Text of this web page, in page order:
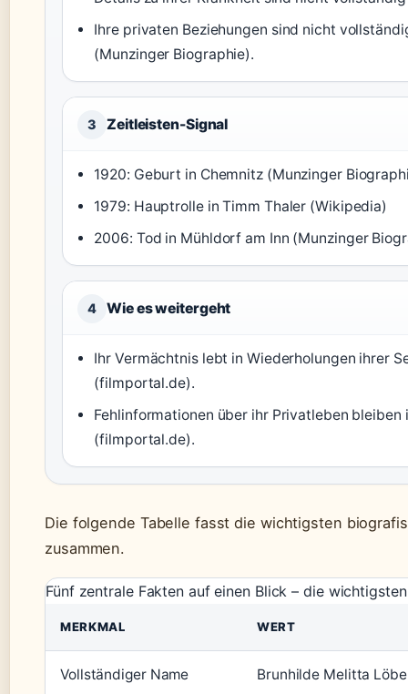
Ihre privaten Beziehungen sind nicht
(Munzinger Biographie).
3 Zeitleisten-Signal
1920: Geburt in Chemnitz (Munzinger
1979: Hauptrolle in Timm Thaler (Wikipedia)
2006: Tod in Mühldorf am Inn (Munzinger
4 Wie es weitergeht
Ihr Vermächtnis lebt in Wiederholungen ihrer
(filmportal.de).
Fehlinformationen über ihr Privatleben bleiben
(filmportal.de).
Die folgende Tabelle fasst die wichtigsten
zusammen.
Fünf zentrale Fakten auf einen Blick – die
MERKMAL WERT
Vollständiger Name Brunhilde Melitta